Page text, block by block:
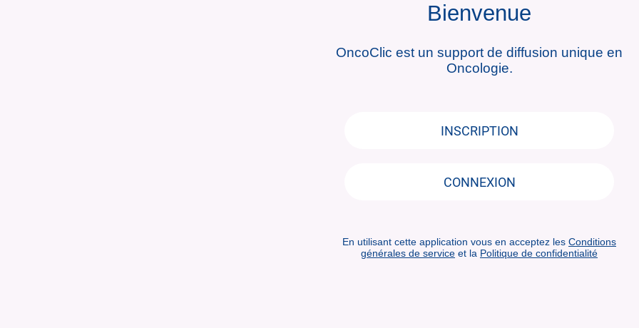
Bienvenue
OncoClic est un support de diffusion unique en
Oncologie.
INSCRIPTION
CONNEXION
En utilisant cette application vous en acceptez les Conditions
générales de service et la Politique de confidentialité